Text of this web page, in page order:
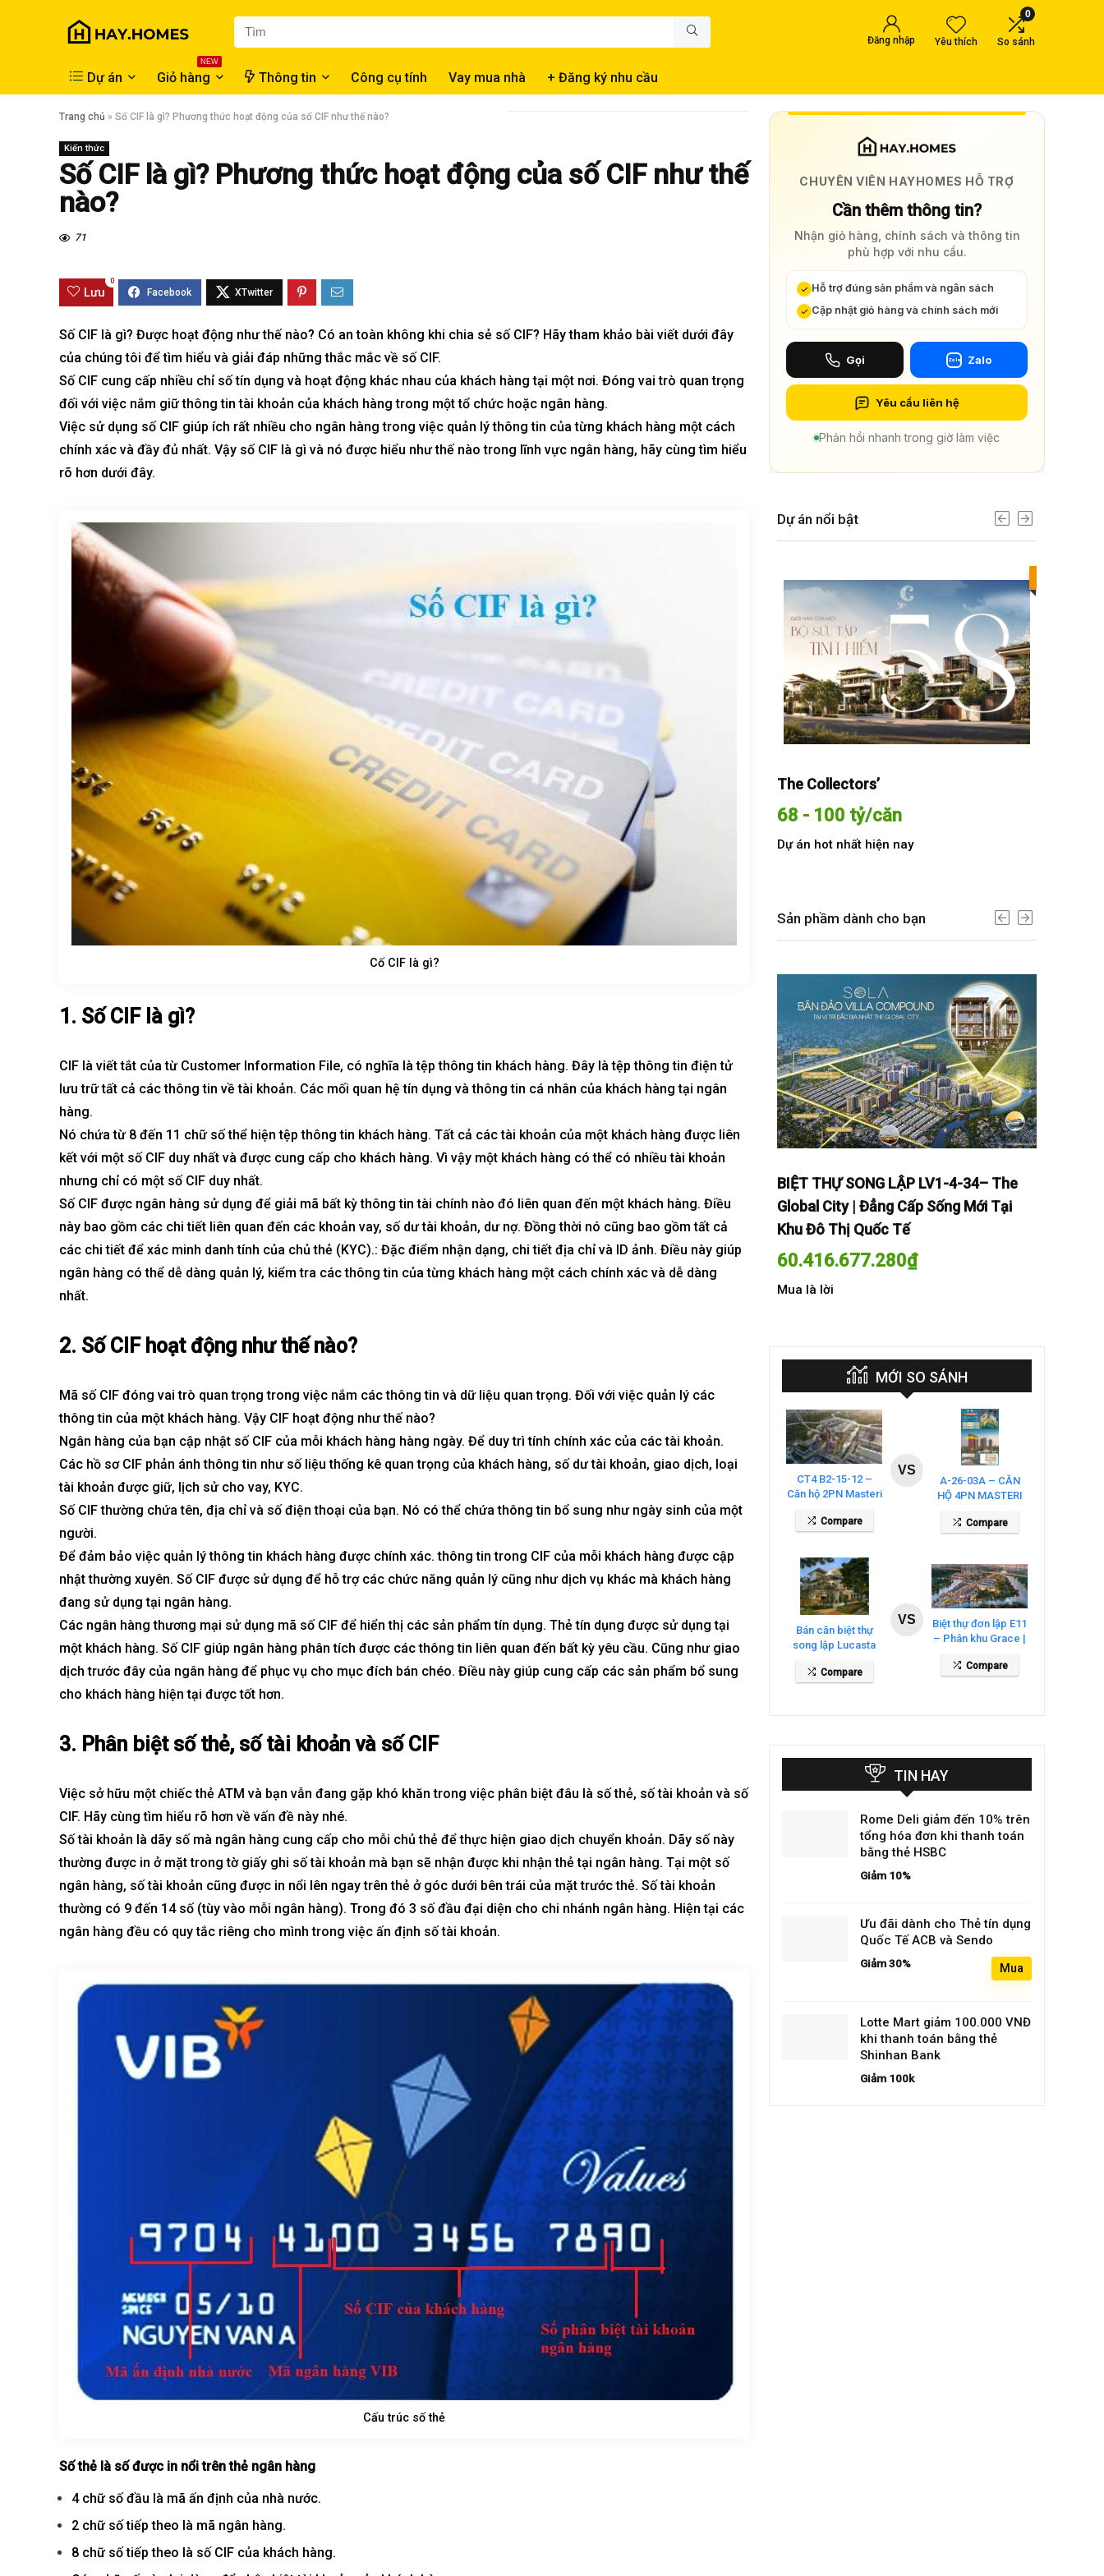
Đăng nhập Yêu thích
0
So sánh
Dự án
NEW
Giỏ hàng Thông tin Công cụ tính Vay mua nhà + Đăng ký nhu cầu
Trang chủ » Số CIF là gì? Phương thức hoạt động của số CIF như thế nào?
Kiến thức
Số CIF là gì? Phương thức hoạt động của số CIF như thế
nào?
71
Lưu
0
Số CIF là gì? Được hoạt động như thế nào? Có an toàn không khi chia sẻ số CIF? Hãy tham khảo bài viết dưới đây
của chúng tôi để tìm hiểu và giải đáp những thắc mắc về số CIF.
Số CIF cung cấp nhiều chỉ số tín dụng và hoạt động khác nhau của khách hàng tại một nơi. Đóng vai trò quan trọng
đối với việc nắm giữ thông tintài khoản của khách hàng trong một tổ chức hoặc ngân hàng.
Việc sử dụng số CIF giúp ích rất nhiều cho ngân hàng trong việc quản lý thông tin của từng khách hàng một cách
chính xác và đầy đủ nhất. Vậy số CIF là gì và nó được hiểu như thế nào trong lĩnh vực ngân hàng, hãy cùng tìm hiểu
rõ hơn dưới đây.
Cố CIF là gì?
1. Số CIF là gì?
CIF là viết tắt của từ Customer Information File, có nghĩa là tệp thông tin khách hàng. Đây là tệp thông tin điện tử
lưu trữ tất cả các thông tin về tài khoản. Các mối quan hệ tín dụng và thông tin cá nhân của khách hàng tại ngân
hàng.
Nó chứa từ 8 đến 11 chữ số thể hiện tệp thông tin khách hàng. Tất cả các tài khoản của một khách hàng được liên
kết với một số CIF duy nhất và được cung cấp cho khách hàng. Vì vậy một khách hàng có thể có nhiều tài khoản
nhưng chỉ có một số CIF duy nhất.
Số CIF được ngân hàng sử dụng để giải mã bất kỳ thông tin tài chính nào đó liên quan đến một khách hàng. Điều
này bao gồm các chi tiết liên quan đến các khoản vay, số dư tài khoản, dư nợ. Đồng thời nó cũng bao gồm tất cả
các chi tiết để xác minh danh tính của chủ thẻ (KYC).: Đặc điểm nhận dạng, chi tiết địa chỉ và ID ảnh. Điều này giúp
ngân hàng có thể dễ dàng quản lý, kiểm tra các thông tin của từng khách hàng một cách chính xác và dễ dàng
nhất.
2. Số CIF hoạt động như thế nào?
Mã số CIF đóng vai trò quan trọng trong việc nắm các thông tin và dữ liệu quan trọng. Đối với việc quản lý các
thông tin của một khách hàng. Vậy CIF hoạt động như thế nào?
Ngân hàng của bạn cập nhật số CIF của mỗi khách hàng hàng ngày. Để duy trì tính chính xác của các tài khoản.
Các hồ sơ CIF phản ánh thông tin như số liệu thống kê quan trọng của khách hàng, số dư tài khoản, giao dịch, loại
tài khoản được giữ, lịch sử cho vay, KYC.
Số CIF thường chứa tên, địa chỉ và số điện thoại của bạn. Nó có thể chứa thông tin bổ sung như ngày sinh của một
người.
Để đảm bảo việc quản lý thông tin khách hàng được chính xác. thông tin trong CIF của mỗi khách hàng được cập
nhật thường xuyên. Số CIF được sử dụng để hỗ trợ các chức năng quản lý cũng như dịch vụ khác mà khách hàng
đang sử dụng tại ngân hàng.
Các ngân hàng thương mại sử dụng mã số CIF để hiển thị các sản phẩm tín dụng. Thẻ tín dụng được sử dụng tại
một khách hàng. Số CIF giúp ngân hàng phân tích được các thông tin liên quan đến bất kỳ yêu cầu. Cũng như giao
dịch trước đây của ngân hàng để phục vụ cho mục đích bán chéo. Điều này giúp cung cấp các sản phẩm bổ sung
cho khách hàng hiện tại được tốt hơn.
3. Phân biệt số thẻ, số tài khoản và số CIF
Việc sở hữu một chiếc thẻ ATM và bạn vẫn đang gặp khó khăn trong việc phân biệt đâu là số thẻ, số tài khoản và số
CIF. Hãy cùng tìm hiểu rõ hơn về vấn đề này nhé.
Số tài khoản là dãy số mà ngân hàng cung cấp cho mỗi chủ thẻ để thực hiện giao dịch chuyển khoản. Dãy số này
thường được in ở mặt trong tờ giấy ghi số tài khoản mà bạn sẽ nhận được khi nhận thẻ tại ngân hàng. Tại một số
ngân hàng, số tài khoản cũng được in nổi lên ngay trên thẻ ở góc dưới bên trái của mặt trước thẻ. Số tài khoản
thường có 9 đến 14 số (tùy vào mỗi ngân hàng). Trong đó 3 số đầu đại diện cho chi nhánh ngân hàng. Hiện tại các
ngân hàng đều có quy tắc riêng cho mình trong việc ấn định số tài khoản.
Cấu trúc số thẻ
Số thẻ là số được in nổi trên thẻ ngân hàng
4 chữ số đầu là mã ấn định của nhà nước.
2 chữ số tiếp theo là mã ngân hàng.
8 chữ số tiếp theo là số CIF của khách hàng.
CHUYÊN VIÊN HAYHOMES HỖ TRỢ
Cần thêm thông tin?
Nhận giỏ hàng, chính sách và thông tin
phù hợp với nhu cầu.
Hỗ trợ đúng sản phẩm và ngân sách
Cập nhật giỏ hàng và chính sách mới
Gọi Zalo Zalo
Yêu cầu liên hệ
Phản hồi nhanh trong giờ làm việc
Dự án nổi bật
The Global City
68 tỷ/căn
án hot nhất hiện nay
Gladia By The Waters
Từ 23 tỷ/căn
Dự án hot nhất hiện nay
Metropolis Thủ Thiêm
Dự án hot nhất hiện nay
The Collectors’
68 - 100 tỷ/căn
Dự án hot nhất hiện nay
Sản phầm dành cho bạn
BIỆT THỰ SONG LẬP LV1-4-34– The
Global City | Đẳng Cấp Sống Mới Tại
Khu Đô Thị Quốc Tế
60.416.677.280₫
Global City | Đẳng Cấp Sống Mới Tại
Khu Đô Thị Quốc Tế
60.416.677.280₫
BIỆT THỰ SONG LẬP LV1-4-34– The
Global City | Đẳng Cấp Sống Mới Tại
Khu Đô Thị Quốc Tế
60.416.677.280₫
Mua là lời
MỚI SO SÁNH
CT4 B2-15-12 –
Căn hộ 2PN Masteri
Compare
VS
A-26-03A – CĂN
HỘ 4PN MASTERI
COSMO CENTRAL
– THE GLOBAL
Compare
Bán căn biệt thự
song lập Lucasta
Villa – DT 175m2
giá 26 tỷ
Compare
VS
Biệt thự đơn lập E11
– Phân khu Grace |
Waters
Compare
TIN HAY
Rome Deli giảm đến 10% trên
tổng hóa đơn khi thanh toán
bằng thẻ HSBC
Giảm 10%
Ưu đãi dành cho Thẻ tín dụng
Quốc Tế ACB và Sendo
Giảm 30% Mua
Lotte Mart giảm 100.000 VNĐ
khi thanh toán bằng thẻ
Shinhan Bank
Giảm 100k